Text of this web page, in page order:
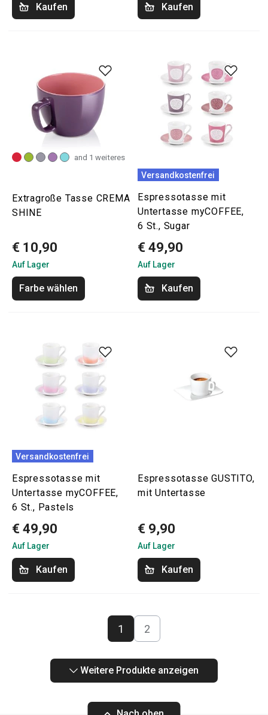
Kaufen Kaufen
and 1 weiteres
Extragroße Tasse CREMA
SHINE
€ 10,90
Auf Lager
Farbe wählen
Versandkostenfrei
Espressotasse mit
Untertasse myCOFFEE,
6 St., Sugar
€ 49,90
Auf Lager
Kaufen
Versandkostenfrei
Espressotasse mit
Untertasse myCOFFEE,
6 St., Pastels
€ 49,90
Auf Lager
Kaufen
Espressotasse GUSTITO,
mit Untertasse
€ 9,90
Auf Lager
Kaufen
1 2
Weitere Produkte anzeigen